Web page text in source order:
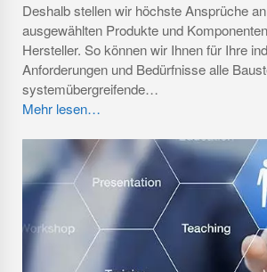
Deshalb stellen wir höchste Ansprüche
ausgewählten Produkte und
Hersteller. So können wir Ihnen für Ihre
Anforderungen und Bedürfnisse alle
systemübergreifende…
Mehr lesen…
Sie können natürlich auch ohne
klarkommen.
Aber wie?